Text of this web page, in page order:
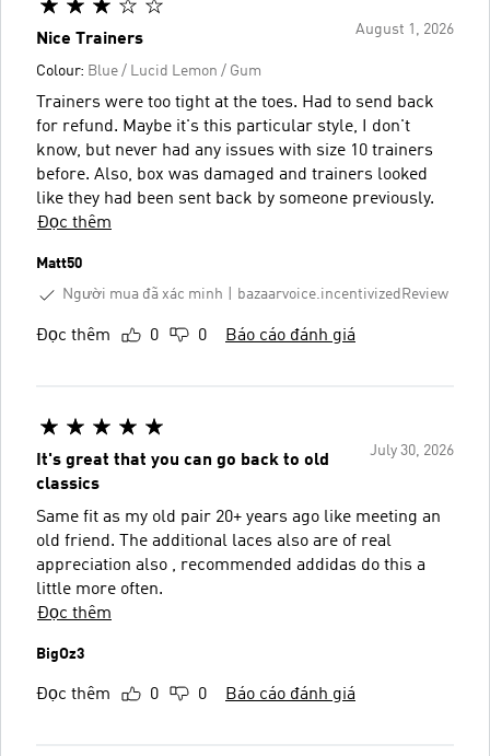
August 1, 2026
Nice Trainers
Colour: Blue / Lucid Lemon / Gum
Trainers were too tight at the toes. Had to send back
for refund. Maybe it's this particular style, I don't
know, but never had any issues with size 10 trainers
before. Also, box was damaged and trainers looked
like they had been sent back by someone previously.
Đọc thêm
Matt50
Người mua đã xác minh
bazaarvoice.incentivizedReview
Đọc thêm 0 0 Báo cáo đánh giá
July 30, 2026
It's great that you can go back to old
classics
Same fit as my old pair 20+ years ago like meeting an
old friend. The additional laces also are of real
appreciation also , recommended addidas do this a
little more often.
Đọc thêm
BigOz3
Đọc thêm 0 0 Báo cáo đánh giá